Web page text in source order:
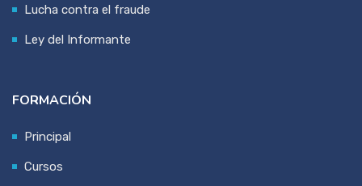
Lucha contra el fraude
Ley del Informante
FORMACIÓN
Principal
Cursos